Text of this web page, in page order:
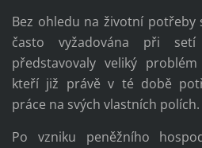
Bez ohledu na životní potřeby
často vyžadována při
představovaly veliký
kteří již právě v té době
práce na svých vlastních polích.
Po vzniku peněžního